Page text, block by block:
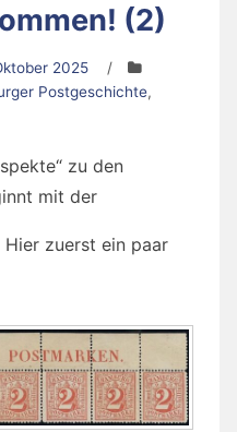
(2)
2025
/
Postgeschichte,
zu den
mit der
Hier zuerst ein paar